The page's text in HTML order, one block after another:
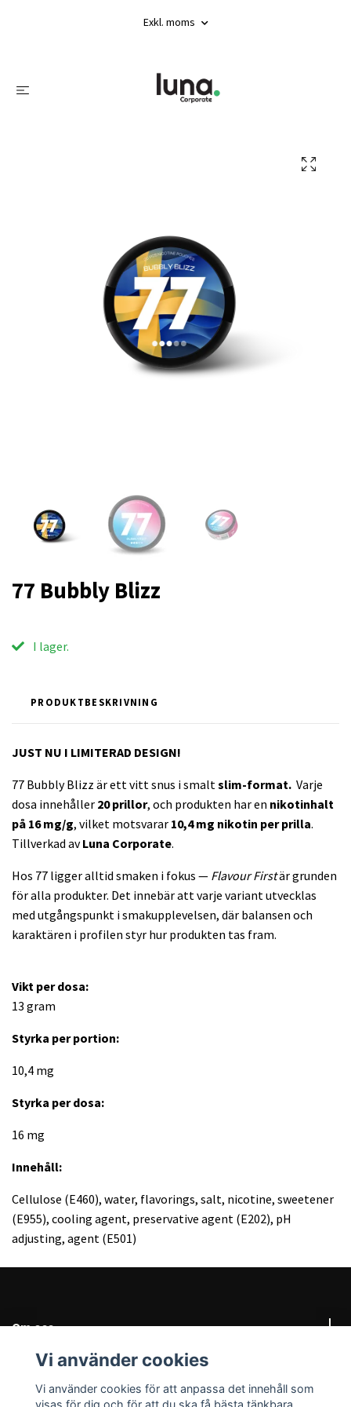
Exkl. moms
77 Bubbly Blizz
I lager.
PRODUKTBESKRIVNING
JUST NU I LIMITERAD DESIGN!
77 Bubbly Blizz är ett vitt snus i smaltslim-format. Varje
dosa innehåller 20 prillor, och produkten har en nikotinhalt
på 16 mg/g, vilket motsvarar 10,4 mg nikotin per prilla.
Tillverkad avLuna Corporate.
Hos 77 ligger alltid smaken i fokus — Flavour Firstär grunden
för alla produkter. Det innebär att varje variant utvecklas
med utgångspunkt i smakupplevelsen, där balansen och
karaktären i profilen styr hur produkten tas fram.
Vikt per dosa:
13 gram
Styrka per portion:
10,4 mg
Styrka per dosa:
16 mg
Innehåll:
Cellulose (E460), water, flavorings, salt, nicotine, sweetener
(E955), cooling agent, preservative agent (E202), pH
adjusting, agent (E501)
Om oss
Behöver du hjälp?
Vi använder cookies
Vi använder cookies för att anpassa det innehåll som
visas för dig och för att du ska få bästa tänkbara